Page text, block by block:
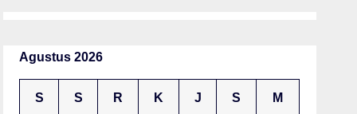
Agustus 2026
S S R K J S M